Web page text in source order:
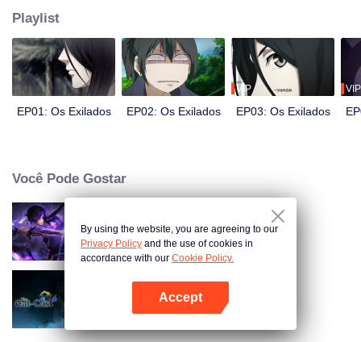
Abra o programa
perseguido por cadáveres vivos, hackeado por pessoas estranhas e
envolvido em problemas sem precedentes...
Playlist
EP01: Os Exilados EP02: Os Exilados
VIP
EP03: Os Exilados
VIP
Você Pode Gostar
Sombra do Céu
Marginado Temporada 6
By using the website, you are agreeing to our
Privacy Policy and the use of cookies in
accordance with our Cookie Policy.
Accept